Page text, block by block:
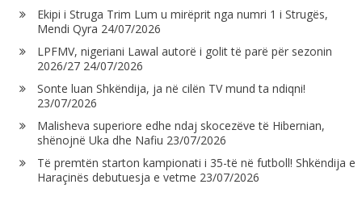
Ekipi i Struga Trim Lum u mirëprit nga numri 1 i Strugës,
Mendi Qyra 24/07/2026
LPFMV, nigeriani Lawal autorë i golit të parë për sezonin
2026/27 24/07/2026
Sonte luan Shkëndija, ja në cilën TV mund ta ndiqni!
23/07/2026
Malisheva superiore edhe ndaj skocezëve të Hibernian,
shënojnë Uka dhe Nafiu 23/07/2026
Të premtën starton kampionati i 35-të në futboll! Shkëndija e
Haraçinës debutuesja e vetme 23/07/2026